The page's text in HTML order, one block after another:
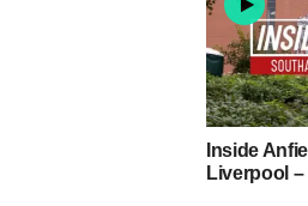
Inside
Liverpool